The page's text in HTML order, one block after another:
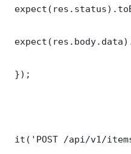
});
it('POST /api/v1/